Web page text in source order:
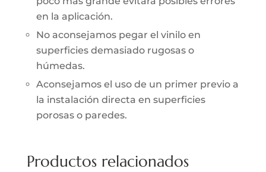
en la aplicación.
No aconsejamos pegar el vinilo en
superficies demasiado rugosas o
húmedas.
Aconsejamos el uso de un primer previo a
la instalación directa en superficies
porosas o paredes.
Productos relacionados